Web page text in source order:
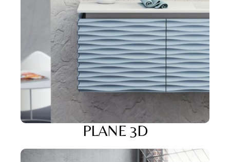
PLANE 3D